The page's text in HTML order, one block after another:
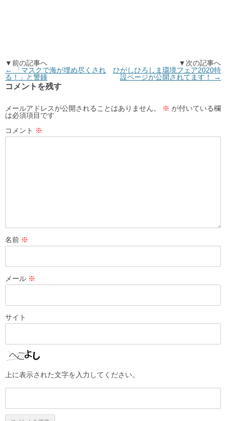
▼前の記事へ
←
「マスクで海が埋め尽くされ
る！」と警鐘
▼次の記事へ
ひがしひろしま環境フェア2020特
設ページが公開されてます！
→
コメントを残す
メールアドレスが公開されることはありません。 ※ が付いている欄
は必須項目です
コメント ※
名前 ※
メール ※
サイト
上に表示された文字を入力してください。